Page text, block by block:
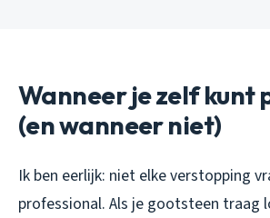
Wanneer je zelf kunt
(en wanneer niet)
Ik ben eerlijk: niet elke verstopping
professional. Als je gootsteen traag